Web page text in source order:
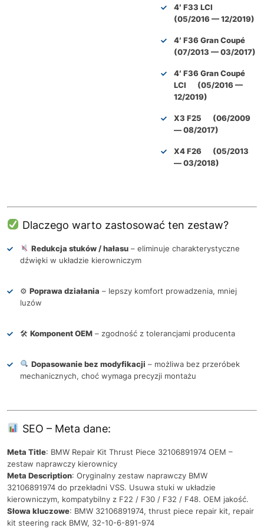
4′ F33 LCI
(05/2016 — 12/2019)
4′ F36 Gran Coupé
(07/2013 — 03/2017)
4′ F36 Gran Coupé
LCI (05/2016 —
12/2019)
X3 F25 (06/2009
— 08/2017)
X4 F26 (05/2013
— 03/2018)
Dlaczego warto zastosować ten zestaw?
Redukcja stuków / hałasu– eliminuje charakterystyczne
dźwięki w układzie kierowniczym
⚙ Poprawa działania – lepszy komfort prowadzenia, mniej
luzów
🛠 Komponent OEM – zgodność z tolerancjami producenta
Dopasowanie bez modyfikacji – możliwa bez przeróbek
mechanicznych, choć wymaga precyzji montażu
SEO – Meta dane:
Meta Title: BMW Repair Kit Thrust Piece 32106891974 OEM –
zestaw naprawczy kierownicy
Meta Description: Oryginalny zestaw naprawczy BMW
32106891974 do przekładni VSS. Usuwa stuki w układzie
kierowniczym, kompatybilny z F22 / F30 / F32 / F48. OEM jakość.
Słowa kluczowe: BMW 32106891974, thrust piece repair kit, repair
kit steering rack BMW, 32-10-6-891-974